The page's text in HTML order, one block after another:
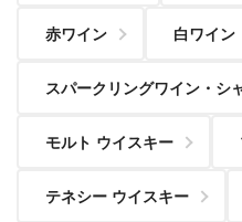
赤ワイン 白ワイン
スパークリングワイン・シ
モルト ウイスキー
テネシー ウイスキー